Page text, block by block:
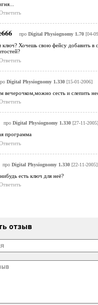
про Digital Physiognomy 1.70[04-
ключ? Хочешь свою фейсу добавить в
Digital Physiognomy 1.330[15-01-2006]
вечерочком,можно сесть и слепить
про Digital Physiognomy 1.330[27-11-2005]
программа
про Digital Physiognomy 1.330[22-11-2005]
есть ключ для неё?
отзыв